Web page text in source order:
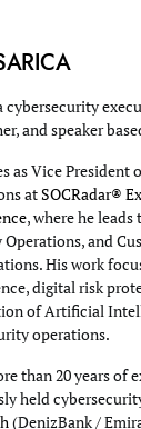
cybersecurity
and speaker
as Vice President
atSOCRadar®
, where he leads
Operations, and
His work
digital risk
of Artificial
operations.
than 20 years of
held
(DenizBank /